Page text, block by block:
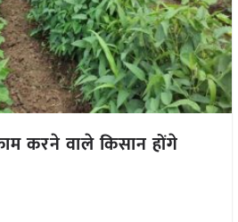
करने वाले किसान होंगे